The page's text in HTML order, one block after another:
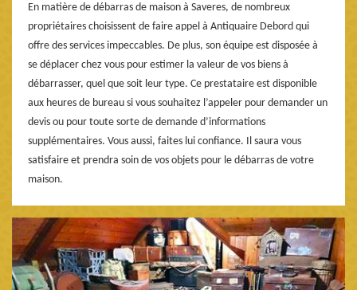
En matière de débarras de maison à Saveres, de nombreux
propriétaires choisissent de faire appel à Antiquaire Debord qui
offre des services impeccables. De plus, son équipe est disposée à
se déplacer chez vous pour estimer la valeur de vos biens à
débarrasser, quel que soit leur type. Ce prestataire est disponible
aux heures de bureau si vous souhaitez l’appeler pour demander un
devis ou pour toute sorte de demande d’informations
supplémentaires. Vous aussi, faites lui confiance. Il saura vous
satisfaire et prendra soin de vos objets pour le débarras de votre
maison.